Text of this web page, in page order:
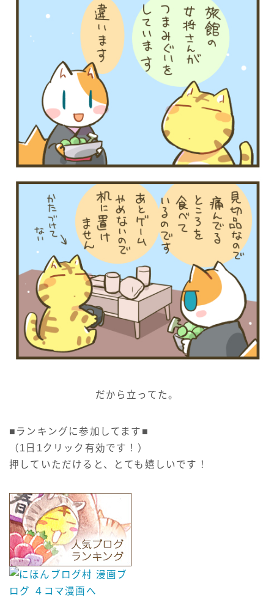
だから立ってた。
■ランキングに参加してます■
（1日1クリック有効です！）
押していただけると、とても嬉しいです！